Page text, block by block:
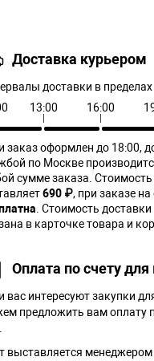
Доставка курьером
доставки в
13:00 16:00
заказ оформлен до 18:00,
по Москве
сумме заказа.
690 ₽, при заказе
. Стоимость
в карточке товара и
Оплата по счету
вас интересуют закупки
предложить вам оплату
выставляется